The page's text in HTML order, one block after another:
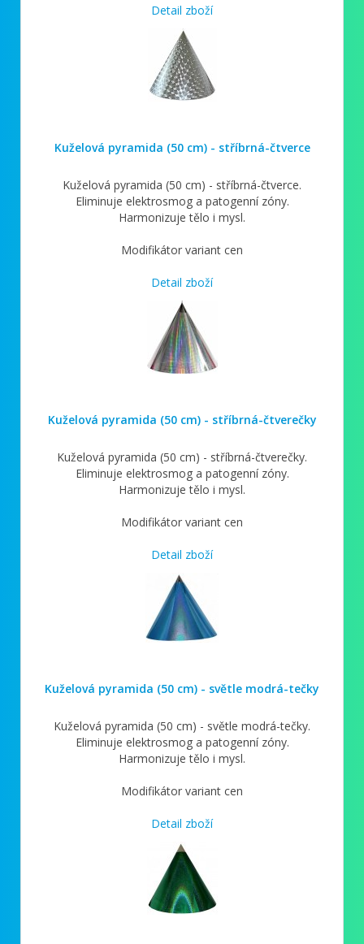
Detail zboží
Kuželová pyramida (50 cm) - stříbrná-čtverce
Kuželová pyramida (50 cm) - stříbrná-čtverce.
Eliminuje elektrosmog a patogenní zóny.
Harmonizuje tělo i mysl.
Modifikátor variant cen
Detail zboží
Kuželová pyramida (50 cm) - stříbrná-čtverečky
Kuželová pyramida (50 cm) - stříbrná-čtverečky.
Eliminuje elektrosmog a patogenní zóny.
Harmonizuje tělo i mysl.
Modifikátor variant cen
Detail zboží
Kuželová pyramida (50 cm) - světle modrá-tečky
Kuželová pyramida (50 cm) - světle modrá-tečky.
Eliminuje elektrosmog a patogenní zóny.
Harmonizuje tělo i mysl.
Modifikátor variant cen
Detail zboží